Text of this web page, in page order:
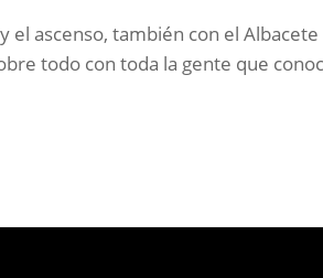
el ascenso, también con el Albacete
todo con toda la gente que